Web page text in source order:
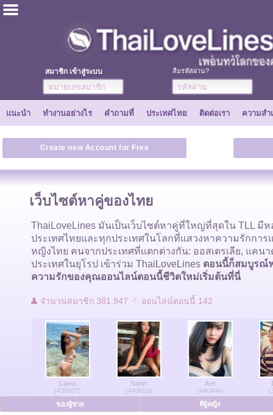
สมาชิก เข้าสู่ระบบ ลืมรหัสผ่าน?
ไทย
ลงทะเบียนเลย
เพื่อน
ทำงานอย่างไร
แนะนำ
ติดต่อเรา
ของผู้ชายออนไลน์
สตรีออนไลน์
แนะนำ ทำงานอย่างไร คำถามที่ ประเทศไทย ติดต่อเรา ความสำ
Create new Account for Free
เว็บไซต์หาคู่ของไทย
ThaiLoveLines มันเป็นเว็บไซต์หาคู่ที่ใหญ่ที่สุดใน TLL มี
ประเทศไทยและทุกประเทศในโลกที่แสวงหาความรักการ
หญิงไทย คนจากประเทศที่แตกต่างกัน: ออสเตรเลีย, แคน
ประเทศในยุโรป เข้าร่วม ThaiLoveLines ตอนนี้ก็สมบูรณ์
ความรักของคุณออนไลน์ตอนนี้ชีวิตใหม่เริ่มต้นที่นี่
จำนวนสมาชิก 381,947 ออนไลน์ตอนนี้ 142
Luna
(439937)
Sarin
(440659)
Am
(440444)
ของผู้ชาย
ที่ผู้หญิง